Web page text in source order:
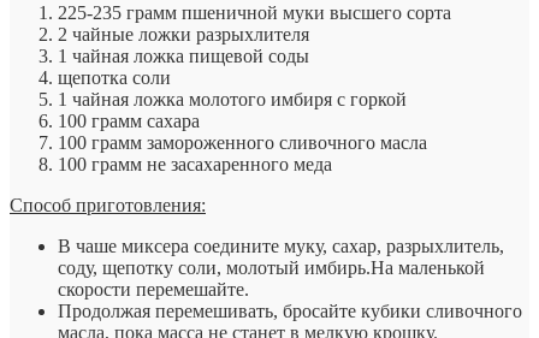
225-235 грамм пшеничной муки высшего сорта
2 чайные ложки разрыхлителя
1 чайная ложка пищевой соды
щепотка соли
1 чайная ложка молотого имбиря с горкой
100 грамм сахара
100 грамм замороженного сливочного масла
100 грамм не засахаренного меда
Способ приготовления:
В чаше миксера соедините муку, сахар, разрыхлитель,
соду, щепотку соли, молотый имбирь.На маленькой
скорости перемешайте.
Продолжая перемешивать, бросайте кубики сливочного
масла, пока масса не станет в мелкую крошку.